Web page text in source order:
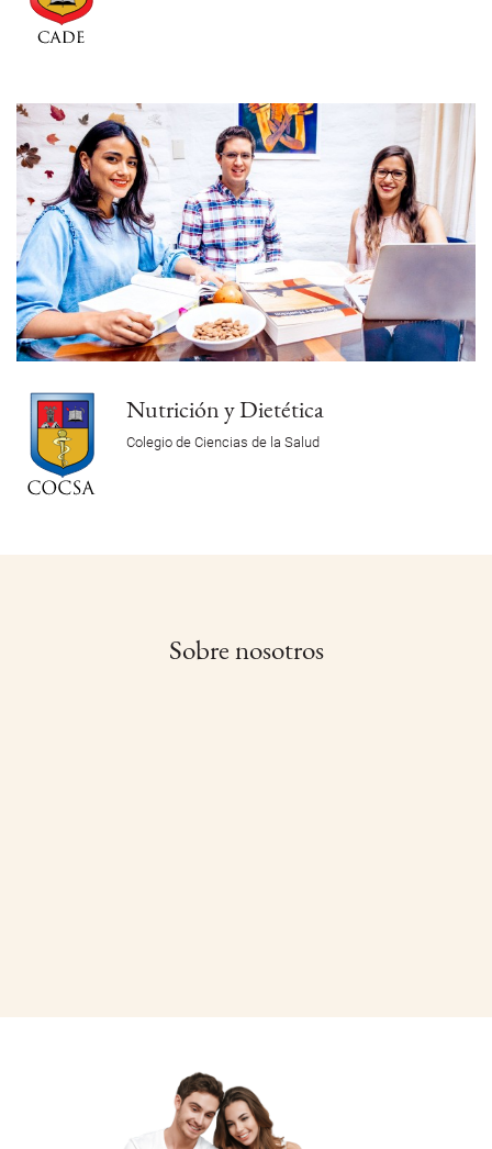
Nutrición y Dietética
Colegio de Ciencias de la Salud
Sobre nosotros